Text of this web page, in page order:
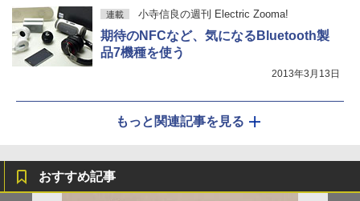
連載 小寺信良の週刊 Electric Zooma!
期待のNFCなど、気になるBluetooth製
品7機種を使う
2013年3月13日
もっと関連記事を見る
おすすめ記事